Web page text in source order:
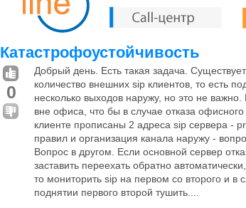
Катастрофоустойчивость
0
Добрый день. Есть такая задача.
количество внешних sip клиентов, то есть
несколько выходов наружу, но это не
вне офиса, что бы в случае отказа
клиенте прописаны 2 адреса sip сервера -
правил и организация канала наружу -
Вопрос в другом. Если основной сервер
заставить переехать обратно
то мониторить sip на первом со второго и в
поднятии первого второй тушить....